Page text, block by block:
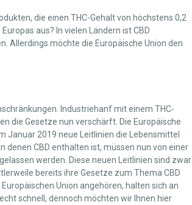
die einen THC-Gehalt von höchstens 0,2
aus? In vielen Ländern ist CBD
Allerdings möchte die Europäische Union den
Industriehanf mit einem THC-
die Gesetze nun verschärft. Die Europäische
Januar 2019 neue Leitlinien die Lebensmittel
CBD enthalten ist, müssen nun von einer
werden. Diese neuen Leitlinien sind zwar
bereits ihre Gesetze zum Thema CBD
Union angehören, halten sich an
schnell, dennoch möchten wir Ihnen hier